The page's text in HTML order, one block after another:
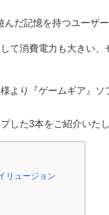
だ記憶を持つユーザー
て消費電力も大きい
より『ゲームギア』
した3本をご紹介いたし
リュージョン